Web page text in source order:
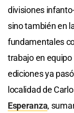
divisiones
sino también en
fundamentales
trabajo en
ediciones ya
localidad de
Esperanza,